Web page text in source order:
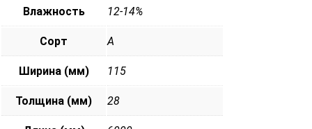
Влажность 12-14%
Сорт А
Ширина (мм) 115
Толщина (мм) 28